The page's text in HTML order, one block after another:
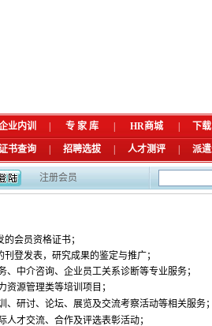
业内训 专 家 库 HR商城 下
书查询 招聘选拔 人才测评 派
注册会员
会员资格证书；
登发表，研究成果的鉴定与推广；
、中介咨询、企业员工关系诊断等专业服务；
资源管理类等培训项目；
、研讨、论坛、展览及交流考察活动等相关服务
人才交流、合作及评选表彰活动；